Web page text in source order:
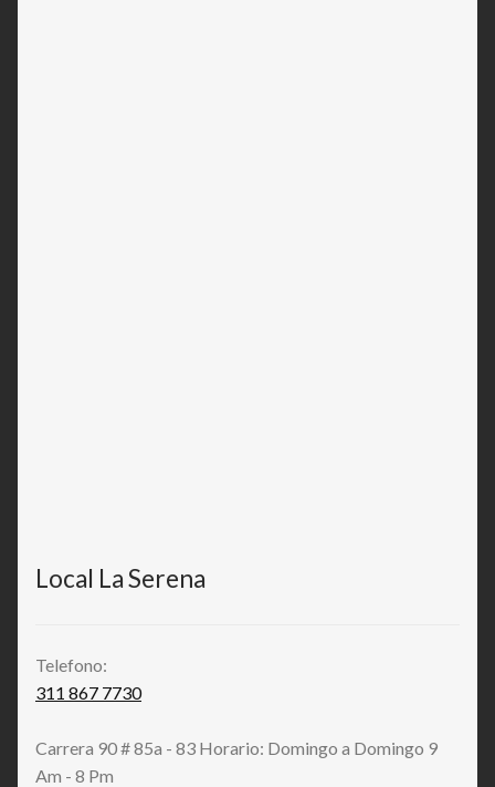
Local La Serena
Telefono:
311 867 7730
Carrera 90 # 85a - 83 Horario: Domingo a Domingo 9
Am - 8 Pm